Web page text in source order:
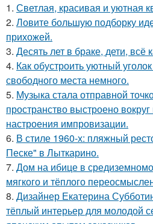
1. Светлая, красивая и уютная
2. Ловите большую подборку
прихожей.
3. Десять лет в браке, дети, всё
4. Как обустроить уютный
свободного места немного.
5. Музыка стала отправной
пространство выстроено
настроения импровизации.
6. В стиле 1960-х: пляжный
Песке" в Лыткарино.
7. Дом на ибице в
мягкого и тёплого
8. Дизайнер Екатерина
тёплый интерьер для молодой